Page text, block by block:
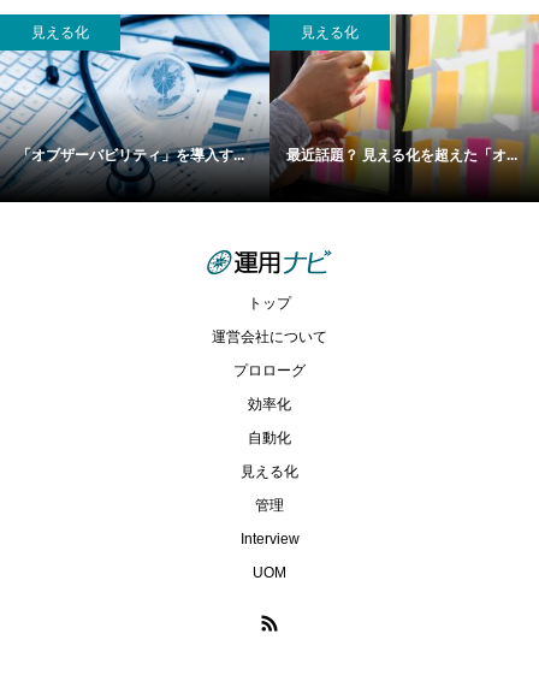
見える化
「オブザーバビリティ」を導入す...
見える化
最近話題？ 見える化を超えた「オ...
トップ
運営会社について
プロローグ
効率化
自動化
見える化
管理
Interview
UOM